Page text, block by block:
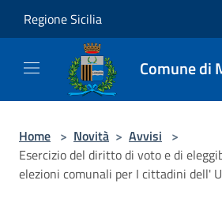
Regione Sicilia
Comune di
Home > Novità > Avvisi >
Esercizio del diritto di voto e di
elezioni comunali per I cittadini dell'